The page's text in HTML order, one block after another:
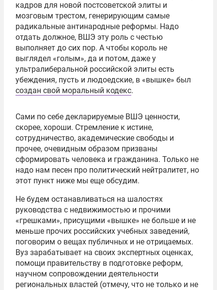
кадров для новой постсоветской элиты и
мозговым трестом, генерирующим самые
радикальные антинародные реформы. Надо
отдать должное, ВШЭ эту роль с честью
выполняет до сих пор. А чтобы король не
выглядел «голым», да и потом, даже у
ультралиберальной российской элиты есть
убеждения, пусть и людоедские, в «вышке» был
создан свой моральный кодекс.
Сами по себе декларируемые ВШЭ ценности,
скорее, хороши. Стремление к истине,
сотрудничество, академические свободы и
прочее, очевидным образом призваны
сформировать человека и гражданина. Только не
надо нам песен про политический нейтралитет, но
этот пункт ниже мы еще обсудим.
Не будем останавливаться на шалостях
руководства с недвижимостью и прочими
«грешками», присущими «вышке» не больше и не
меньше прочих российских учебных заведений,
поговорим о вещах публичных и не отрицаемых.
Вуз зарабатывает на своих экспертных оценках,
помощи правительству в подготовке реформ,
научном сопровождении деятельности
региональных властей (отмечу, что не только и не